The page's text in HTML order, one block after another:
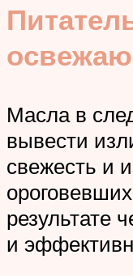
Масла в
вывести
свежесть и
результате
и